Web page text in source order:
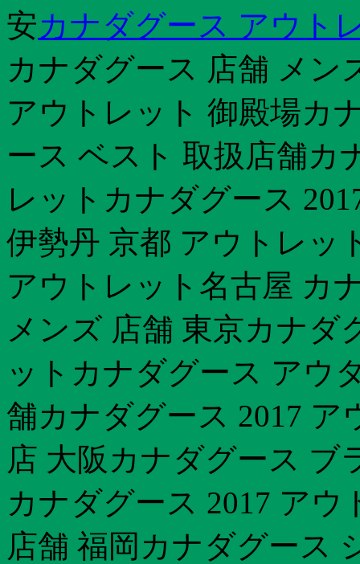
安カナダグース アウト
カナダグース 店舗 メン
アウトレット 御殿場カ
ース ベスト 取扱店舗カ
レットカナダグース
伊勢丹 京都 アウトレッ
アウトレット名古屋 カ
メンズ 店舗 東京カナダ
ットカナダグース アウ
舗カナダグース 2017
店 大阪カナダグース ブ
カナダグース 2017 ア
店舗 福岡カナダグース